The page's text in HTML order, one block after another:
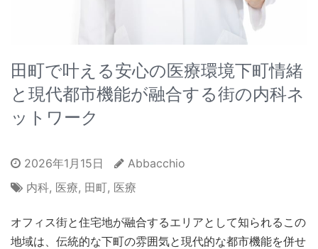
田町で叶える安心の医療環境下町情緒
と現代都市機能が融合する街の内科ネ
ットワーク
2026年1月15日
Abbacchio
内科, 医療, 田町, 医療
オフィス街と住宅地が融合するエリアとして知られるこの
地域は、伝統的な下町の雰囲気と現代的な都市機能を併せ